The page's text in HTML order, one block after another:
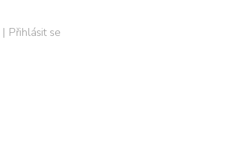
| Přihlásit se